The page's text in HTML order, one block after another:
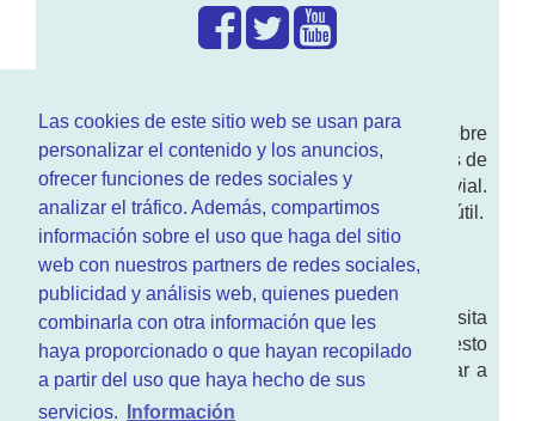
Las cookies de este sitio web se usan para
personalizar el contenido y los anuncios,
ofrecer funciones de redes sociales y
analizar el tráfico. Además, compartimos
información sobre el uso que haga del sitio
web con nuestros partners de redes sociales,
publicidad y análisis web, quienes pueden
combinarla con otra información que les
haya proporcionado o que hayan recopilado
a partir del uso que haya hecho de sus
servicios.
Información
Enwww.RenovarCarnet.comTe contamos sobre
larenovación del permisode conducir, noticias de
actualidad motor y sobre todo seguridad vial.
Ademas tenemos todo tipo de información DGT útil.
¿Quienes somos?
Quieres saber quien mantiene la pagina, visita
nuestrasección de contacto. Aquí tienes nuesto
aviso legal
. Basicamente no queremos engañar a
nadie.